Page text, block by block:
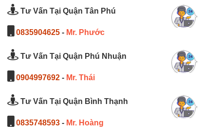
Tư Vấn Tại Quận Tân Phú
0835904625 - Mr. Phước
Tư Vấn Tại Quận Phú Nhuận
0904997692 - Mr. Thái
Tư Vấn Tại Quận Bình Thạnh
0835748593 - Mr. Hoàng